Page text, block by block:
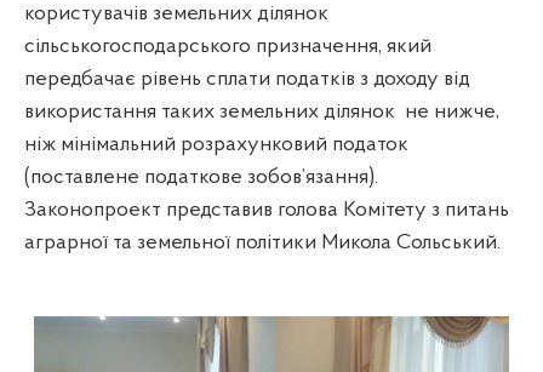
користувачів земельних ділянок
сільськогосподарського призначення, який
передбачає рівень сплати податків з доходу від
використання таких земельних ділянок не нижче,
ніж мінімальний розрахунковий податок
(поставлене податкове зобов’язання).
Законопроект представив голова Комітету з питань
аграрної та земельної політики Микола Сольський.